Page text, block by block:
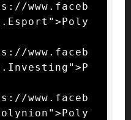
www.faceb
www.faceb
www.faceb